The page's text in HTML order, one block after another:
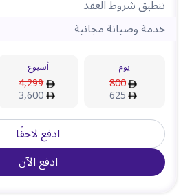
تنطبق شروط العقد
خدمة وصيانة مجانية
يوم
800
625
أسبوع
4,299
3,600
ادفع لاحقًا
ادفع الآن